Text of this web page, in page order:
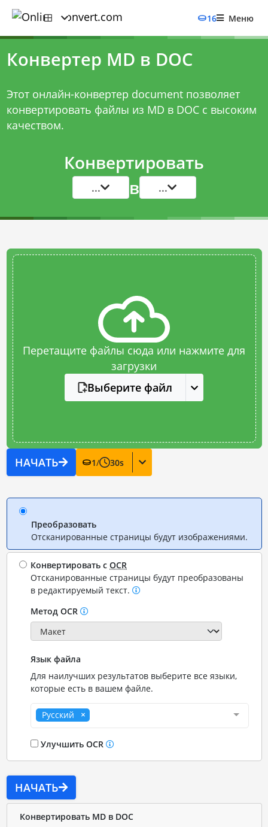
16 Меню
Конвертер MD в DOC
Этот онлайн-конвертер document позволяет
конвертировать файлы из MD в DOC с высоким
качеством.
Конвертировать
... в ...
Перетащите файлы сюда или нажмите для
загрузки
Выберите файл
НАЧАТЬ 1/ 30s
Преобразовать
Отсканированные страницы будут изображениями.
Конвертировать сOCR
Отсканированные страницы будут преобразованы
в редактируемый текст.
Метод OCR
Язык файла
Для наилучших результатов выберите все языки,
которые есть в вашем файле.
Русский
Улучшить OCR
НАЧАТЬ
Конвертировать MD в DOC